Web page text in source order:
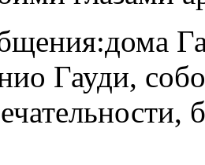
Гауди,